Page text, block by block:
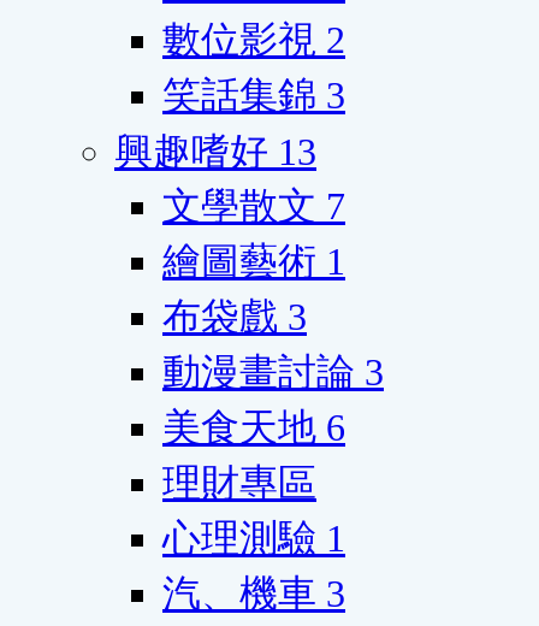
數位影視 2
笑話集錦 3
興趣嗜好 13
文學散文 7
繪圖藝術 1
布袋戲 3
動漫畫討論 3
美食天地 6
理財專區
心理測驗 1
汽、機車 3